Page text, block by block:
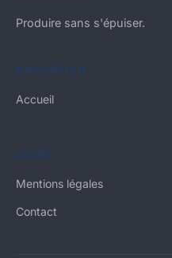
Produire sans s'épuiser.
NAVIGATION
Accueil
LÉGAL
Mentions légales
Contact